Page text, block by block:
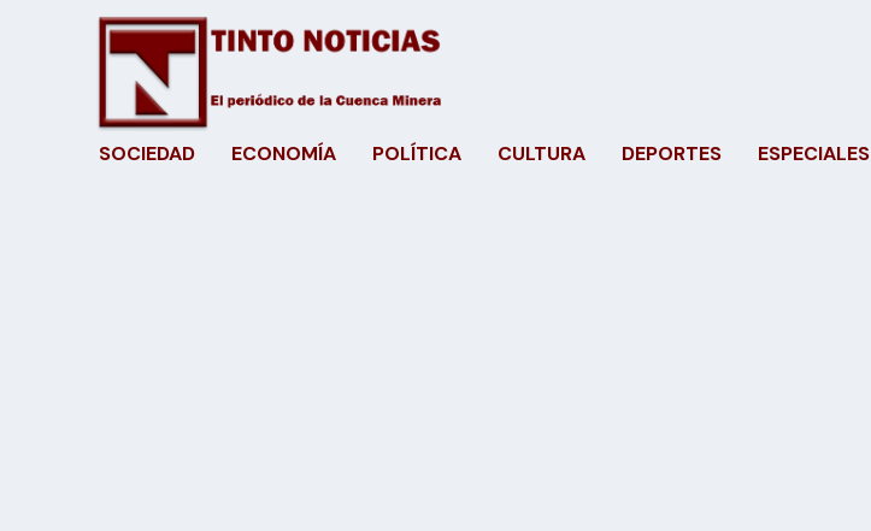
SOCIEDAD ECONOMÍA POLÍTICA CULTURA DEPORTES ESPECIALES